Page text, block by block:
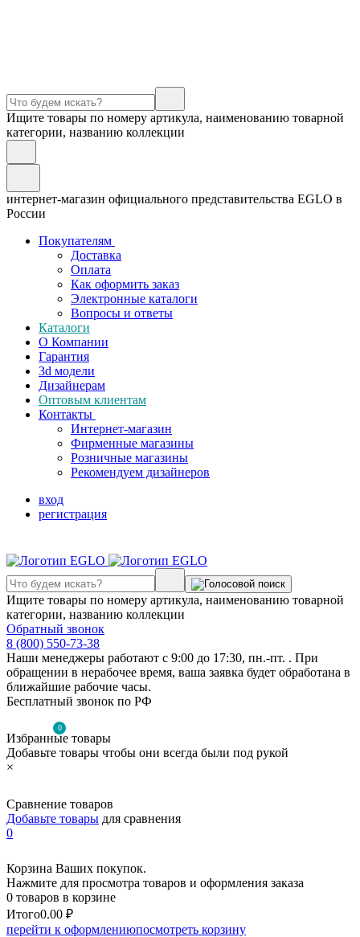
Ищите товары по номеру артикула, наименованию товарной
категории, названию коллекции
интернет-магазин официального представительства EGLO в
России
Покупателям
Доставка
Оплата
Как оформить заказ
Электронные каталоги
Вопросы и ответы
Каталоги
О Компании
Гарантия
3d модели
Дизайнерам
Оптовым клиентам
Контакты
Интернет-магазин
Фирменные магазины
Розничные магазины
Рекомендуем дизайнеров
вход
регистрация
Ищите товары по номеру артикула, наименованию товарной
категории, названию коллекции
Обратный звонок
8 (800) 550-73-38
Наши менеджеры работают с 9:00 до 17:30, пн.-пт. . При
обращении в нерабочее время, ваша заявка будет обработана в
ближайшие рабочие часы.
Бесплатный звонок по РФ
0
Избранные товары
Добавьте товары чтобы они всегда были под рукой
×
Сравнение товаров
Добавьте товары для сравнения
0
Корзина Ваших покупок.
Нажмите для просмотра товаров и оформления заказа
0 товаров в корзине
Итого0.00 ₽
перейти к оформлениюпосмотреть корзину